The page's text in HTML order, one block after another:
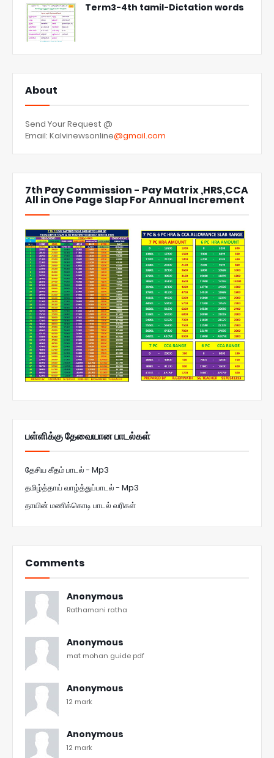
Term3-4th tamil-Dictation words
About
Send Your Request @
Email: Kalvinewsonline@gmail.com
7th Pay Commission - Pay Matrix ,HRS,CCA
All in One Page Slap For Annual Increment
பள்ளிக்கு தேவையான பாடல்கள்
தேசிய கீதம் பாடல் - Mp3
தமிழ்த்தாய் வாழ்த்துப்பாடல் - Mp3
தாயின் மணிக்கொடி பாடல் வரிகள்
Comments
Anonymous
Rathamani ratha
Anonymous
mat mohan guide pdf
Anonymous
12 mark
Anonymous
12 mark